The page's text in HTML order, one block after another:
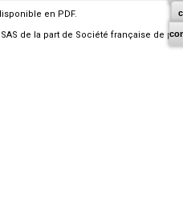
en PDF.
de la part de Société française de